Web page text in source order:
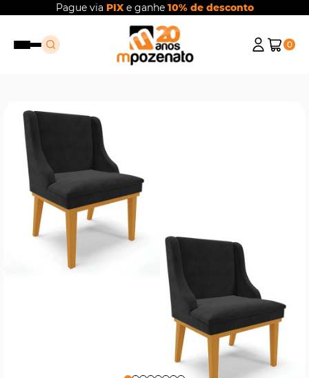
Pague via PIXe ganhe 10% de desconto
0